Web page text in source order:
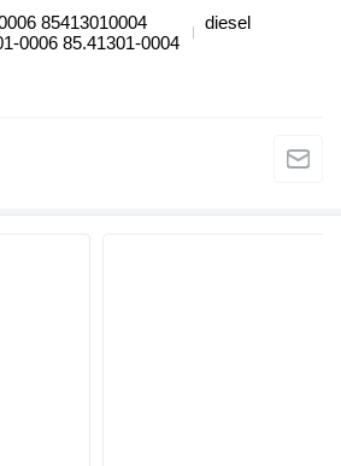
85413010004
0006 85.41301-0004
diesel